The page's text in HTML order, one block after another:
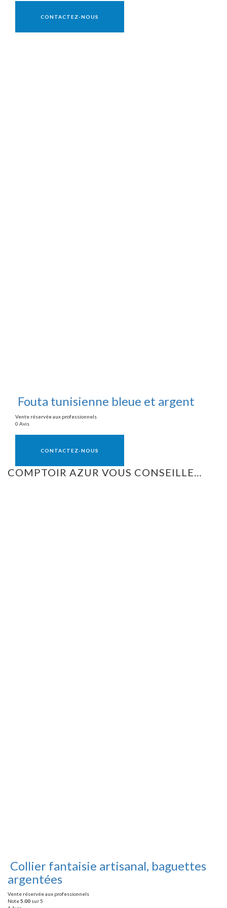
CONTACTEZ-NOUS
Fouta tunisienne bleue et argent
Vente réservée aux professionnels
0 Avis
CONTACTEZ-NOUS
COMPTOIR AZUR VOUS CONSEILLE…
Collier fantaisie artisanal, baguettes
argentées
Vente réservée aux professionnels
Note5.00 sur 5